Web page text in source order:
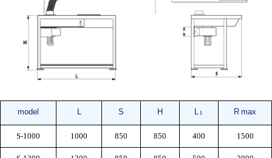
R max
L1
H
S
L
model
1500
400
850
850
1000
S-1000